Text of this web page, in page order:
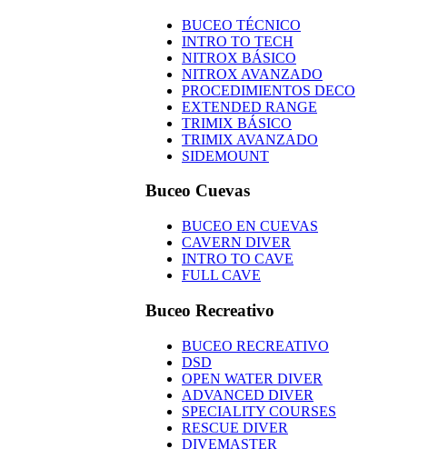
BUCEO TÉCNICO
INTRO TO TECH
NITROX BÁSICO
NITROX AVANZADO
PROCEDIMIENTOS DECO
EXTENDED RANGE
TRIMIX BÁSICO
TRIMIX AVANZADO
SIDEMOUNT
Buceo Cuevas
BUCEO EN CUEVAS
CAVERN DIVER
INTRO TO CAVE
FULL CAVE
Buceo Recreativo
BUCEO RECREATIVO
DSD
OPEN WATER DIVER
ADVANCED DIVER
SPECIALITY COURSES
RESCUE DIVER
DIVEMASTER